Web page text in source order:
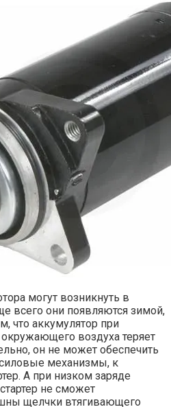
могут возникнуть в
всего они появляются зимой,
что аккумулятор при
воздуха теряет
он не может обеспечить
механизмы, к
А при низком заряде
не сможет
щелчки втягивающего